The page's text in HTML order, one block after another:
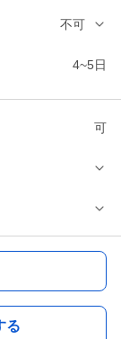
不可
4~5日
可
る